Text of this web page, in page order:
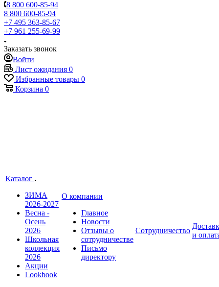
8 800 600-85-94
8 800 600-85-94
+7 495 363-85-67
+7 961 255-69-99
Заказать звонок
Войти
Лист ожидания 0
Избранные товары 0
Корзина 0
Каталог
ЗИМА
2026-2027
Весна -
Осень
2026
Школьная
коллекция
2026
Акции
Lookbook
О компании
Главное
Новости
Отзывы о
сотрудничестве
Письмо
директору
Сотрудничество
и